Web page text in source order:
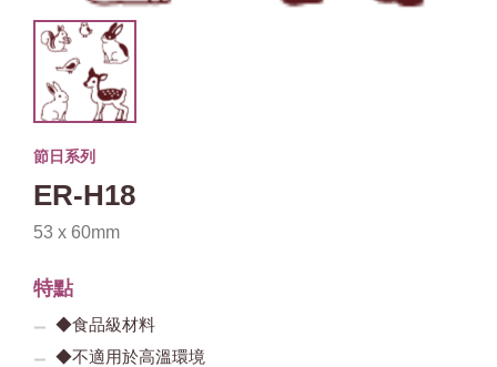
節日系列
ER-H18
53 x 60mm
特點
◆食品級材料
◆不適用於高溫環境